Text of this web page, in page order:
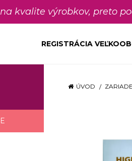
kvalite výrobkov, preto
REGISTRÁCIA
ÚVOD